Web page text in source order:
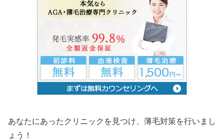
あなたにあったクリニックを見つけ、薄毛対策を行いまし
ょう！